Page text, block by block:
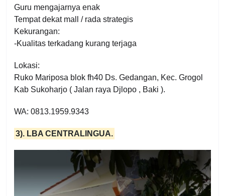
Guru mengajarnya enak
Tempat dekat mall / rada strategis
Kekurangan:
-Kualitas terkadang kurang terjaga
Lokasi:
Ruko Mariposa blok fh40 Ds. Gedangan, Kec. Grogol
Kab Sukoharjo ( Jalan raya Djlopo , Baki ).
WA: 0813.1959.9343
3). LBA CENTRALINGUA.